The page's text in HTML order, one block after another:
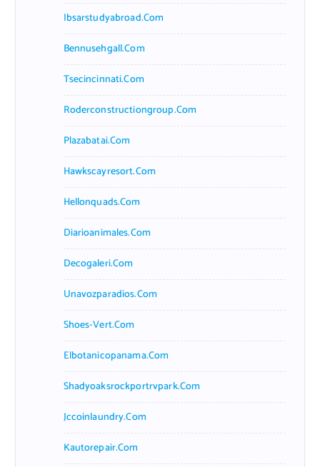
Ibsarstudyabroad.com
Bennusehgall.com
Tsecincinnati.com
Roderconstructiongroup.com
Plazabatai.com
Hawkscayresort.com
Hellonquads.com
Diarioanimales.com
Decogaleri.com
Unavozparadios.com
Shoes-Vert.com
Elbotanicopanama.com
Shadyoaksrockportrvpark.com
Jccoinlaundry.com
Kautorepair.com